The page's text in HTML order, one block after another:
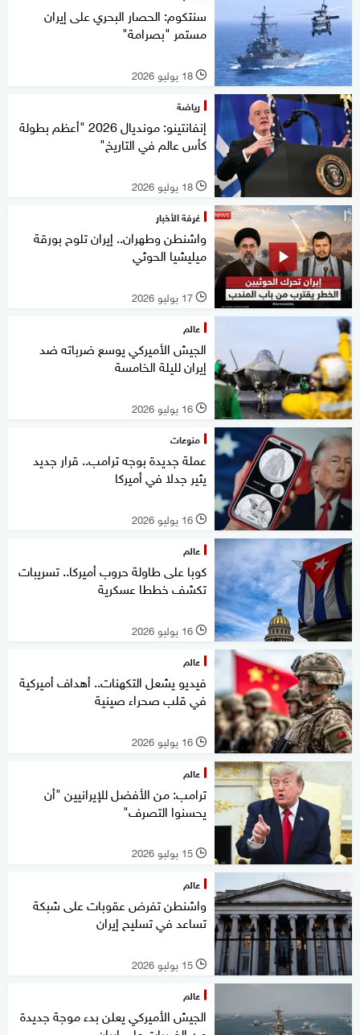
سنتكوم: الحصار البحري على إيران
مستمر "بصرامة"
l 18 يوليو 2026
رياضة
إنفانتينو: مونديال 2026 "أعظم بطولة
كأس عالم في التاريخ"
l 18 يوليو 2026
غرفة الأخبار
واشنطن وطهران.. إيران تلوح بورقة
ميليشيا الحوثي
l 17 يوليو 2026
عالم
الجيش الأميركي يوسع ضرباته ضد
إيران لليلة الخامسة
l 16 يوليو 2026
منوعات
عملة جديدة بوجه ترامب.. قرار جديد
يثير جدلا في أميركا
l 16 يوليو 2026
عالم
كوبا على طاولة حروب أميركا.. تسريبات
تكشف خططا عسكرية
l 16 يوليو 2026
عالم
فيديو يشعل التكهنات.. أهداف أميركية
في قلب صحراء صينية
l 16 يوليو 2026
عالم
ترامب: من الأفضل للإيرانيين "أن
يحسنوا التصرف"
l 15 يوليو 2026
عالم
واشنطن تفرض عقوبات على شبكة
تساعد في تسليح إيران
l 15 يوليو 2026
عالم
الجيش الأميركي يعلن بدء موجة جديدة